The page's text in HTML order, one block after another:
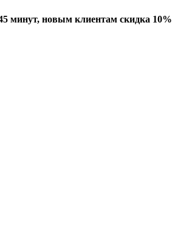
минут, новым клиентам скидка 10%